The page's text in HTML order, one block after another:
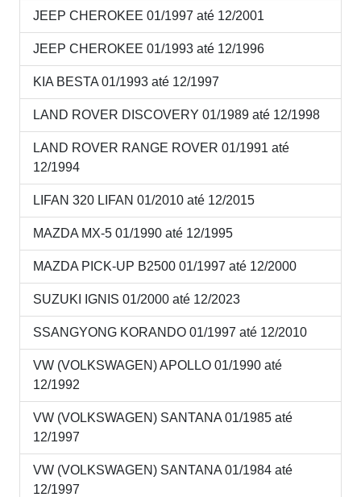
JEEP CHEROKEE 01/1997 até 12/2001
JEEP CHEROKEE 01/1993 até 12/1996
KIA BESTA 01/1993 até 12/1997
LAND ROVER DISCOVERY 01/1989 até 12/1998
LAND ROVER RANGE ROVER 01/1991 até
12/1994
LIFAN 320 LIFAN 01/2010 até 12/2015
MAZDA MX-5 01/1990 até 12/1995
MAZDA PICK-UP B2500 01/1997 até 12/2000
SUZUKI IGNIS 01/2000 até 12/2023
SSANGYONG KORANDO 01/1997 até 12/2010
VW (VOLKSWAGEN) APOLLO 01/1990 até
12/1992
VW (VOLKSWAGEN) SANTANA 01/1985 até
12/1997
VW (VOLKSWAGEN) SANTANA 01/1984 até
12/1997